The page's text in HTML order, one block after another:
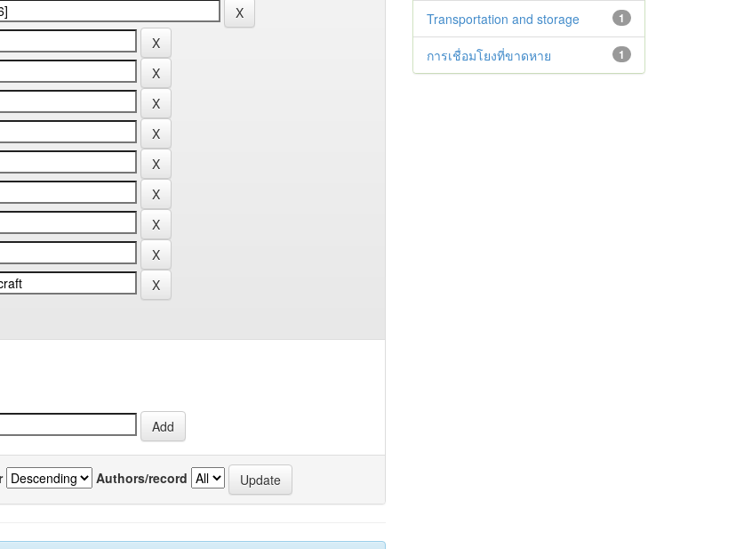
Authors/record
1
Transportation and storage
1
การเชื่อมโยงที่ขาดหาย